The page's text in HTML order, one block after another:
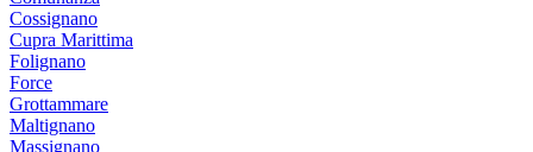
Cossignano
Cupra Marittima
Folignano
Force
Grottammare
Maltignano
Massignano